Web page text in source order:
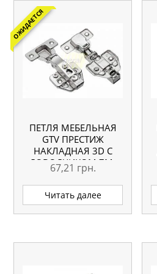
ОЖИДАЕТСЯ
ПЕТЛЯ МЕБЕЛЬНАЯ
GTV ПРЕСТИЖ
НАКЛАДНАЯ 3D С
ДОВОДЧИКОМ ZM-
CNHC09BR2
67,21 грн.
Читать далее